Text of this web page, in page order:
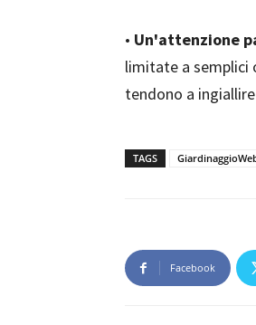
• Un'attenzione
limitate a semplici
tendono a
TAGS
Facebook